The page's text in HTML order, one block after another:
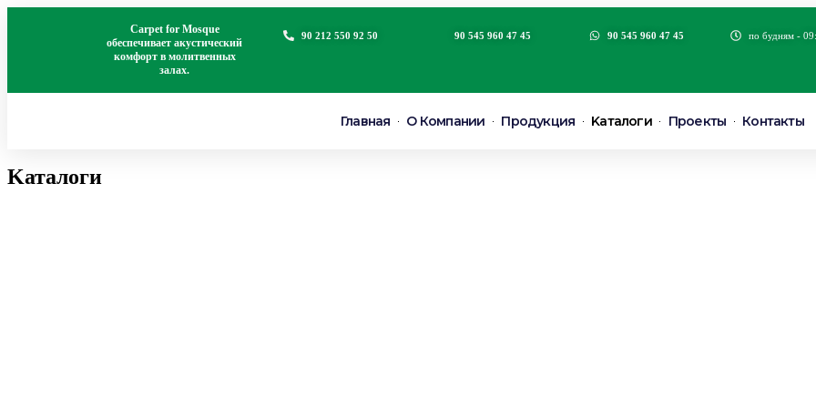
Carpet for Mosque
обеспечивает акустический
комфорт в молитвенных
залах.
90 212 550 92 50 90 545 960 47 45 90 545 960 47 45 по будням -
Главная О Компании Продукция Kаталоги Проекты Контакты
Kаталоги